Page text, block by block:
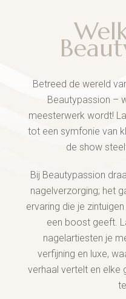
Betreed de wereld
Beautypassion –
meesterwerk wordt!
tot een symfonie van
de show
Bij Beautypassion
nagelverzorging; het
ervaring die je
een boost geeft.
nagelartiesten je
verfijning en luxe,
verhaal vertelt en elke